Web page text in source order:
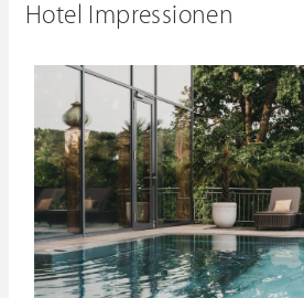
Hotel Impressionen